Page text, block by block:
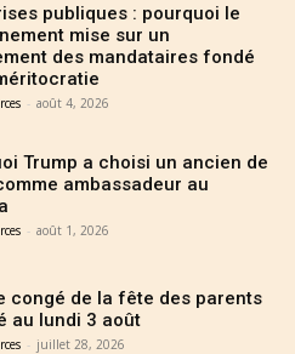
publiques : pourquoi le
mise sur un
des mandataires fondé
- août 4, 2026
Trump a choisi un ancien de
ambassadeur au
- août 1, 2026
congé de la fête des parents
au lundi 3 août
- juillet 28, 2026